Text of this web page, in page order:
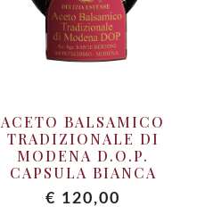
ACETO BALSAMICO
TRADIZIONALE DI
MODENA D.O.P.
CAPSULA BIANCA
€ 120,00